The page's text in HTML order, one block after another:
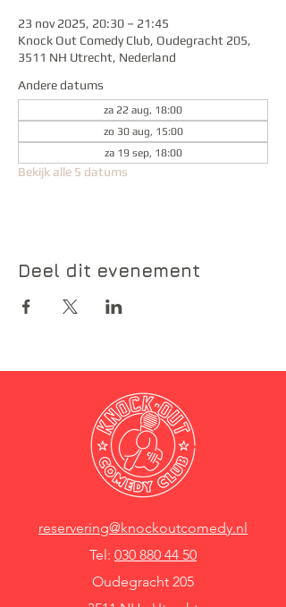
23 nov 2025, 20:30 – 21:45
Knock Out Comedy Club, Oudegracht 205,
3511 NH Utrecht, Nederland
Andere datums
za 22 aug, 18:00
zo 30 aug, 15:00
za 19 sep, 18:00
Bekijk alle 5 datums
Deel dit evenement
reservering@knockoutcomedy.nl
Tel: 030 880 44 50
Oudegracht 205